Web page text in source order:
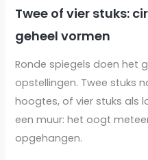
Twee of vier stuks:
geheel vormen
Ronde spiegels doen het
opstellingen. Twee stuks
hoogtes, of vier stuks als
een muur: het oogt
opgehangen.